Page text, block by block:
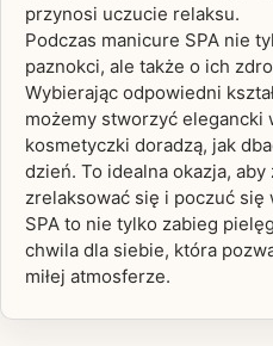
przynosi uczucie relaksu.
Podczas manicure SPA nie
paznokci, ale także o ich
Wybierając odpowiedni
możemy stworzyć elegancki
kosmetyczki doradzą, jak
dzień. To idealna okazja, aby
zrelaksować się i poczuć się
SPA to nie tylko zabieg
chwila dla siebie, która
miłej atmosferze.